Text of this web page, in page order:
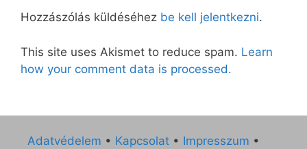
Hozzászólás küldéséhez be kell jelentkezni.
This site uses Akismet to reduce spam. Learn
how your comment data is processed.
Adatvédelem • Kapcsolat • Impresszum •